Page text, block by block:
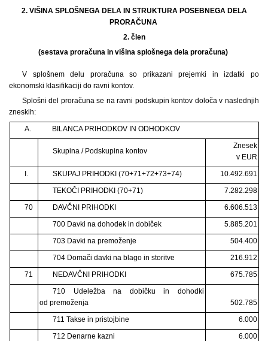
2. VIŠINA SPLOŠNEGA DELA IN STRUKTURA POSEBNEGA DELA
PRORAČUNA
2. člen
(sestava proračuna in višina splošnega dela proračuna)
V splošnem delu proračuna so prikazani prejemki in izdatki po
ekonomski klasifikaciji do ravni kontov.
Splošni del proračuna se na ravni podskupin kontov določa v naslednjih
zneskih:
A.
BILANCA PRIHODKOV IN ODHODKOV
Skupina / Podskupina kontov
Znesek
v EUR
I.
SKUPAJ PRIHODKI (70+71+72+73+74)
10.492.691
TEKOČI PRIHODKI (70+71)
7.282.298
70
DAVČNI PRIHODKI
6.606.513
700 Davki na dohodek in dobiček
5.885.201
703 Davki na premoženje
504.400
704 Domači davki na blago in storitve
216.912
71
NEDAVČNI PRIHODKI
675.785
710 Udeležba na dobičku in dohodki
od premoženja
502.785
711 Takse in pristojbine
6.000
712 Denarne kazni
6.000